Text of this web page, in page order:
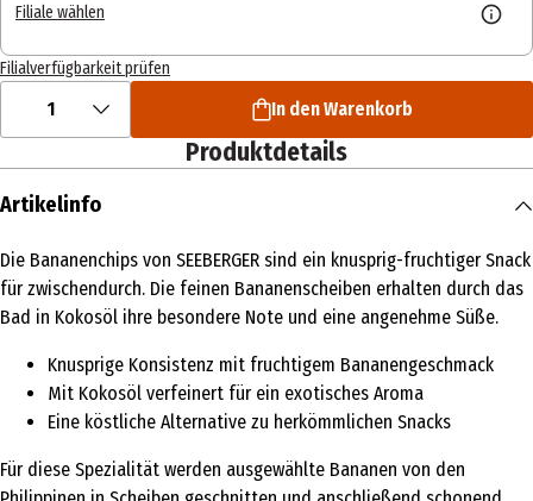
Filiale wählen
Filialverfügbarkeit prüfen
1 In den Warenkorb
Produktdetails
Artikelinfo
Die Bananenchips von SEEBERGER sind ein knusprig-fruchtiger Snack
für zwischendurch. Die feinen Bananenscheiben erhalten durch das
Bad in Kokosöl ihre besondere Note und eine angenehme Süße.
Knusprige Konsistenz mit fruchtigem Bananengeschmack
Mit Kokosöl verfeinert für ein exotisches Aroma
Eine köstliche Alternative zu herkömmlichen Snacks
Für diese Spezialität werden ausgewählte Bananen von den